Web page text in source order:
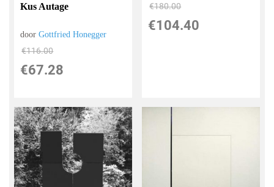
Kus Autage
doorGottfried Honegger
€116.00
€67.28
€180.00
€104.40